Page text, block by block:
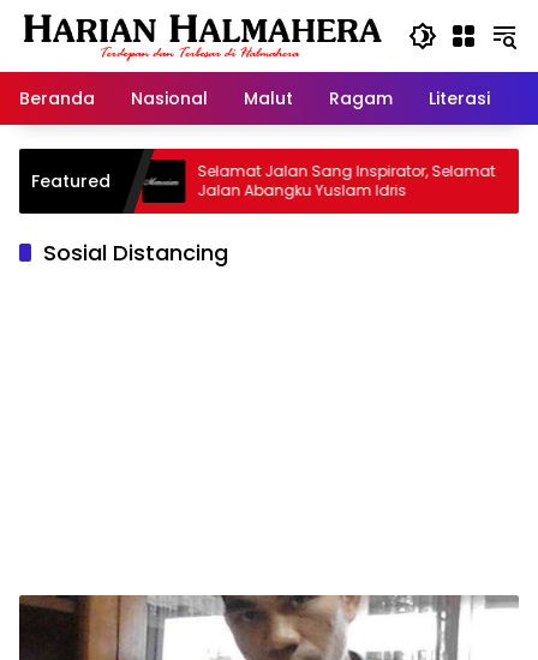
Langsung
Beranda
Nasional Malut Ragam Literasi
Featured
Selamat Jalan Sang Inspirator, Selamat
Jalan Abangku Yuslam Idris
Sosial Distancing